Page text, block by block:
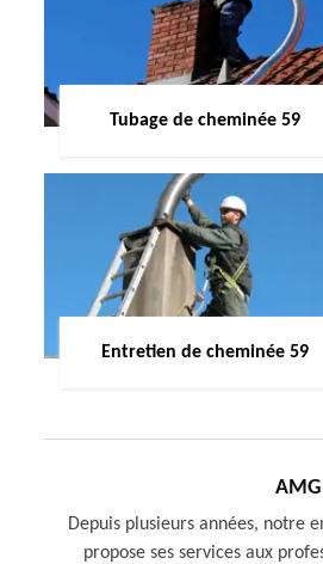
Tubage de cheminée 59
Entretien de cheminée 59
Depuis plusieurs années, notre
propose ses services aux